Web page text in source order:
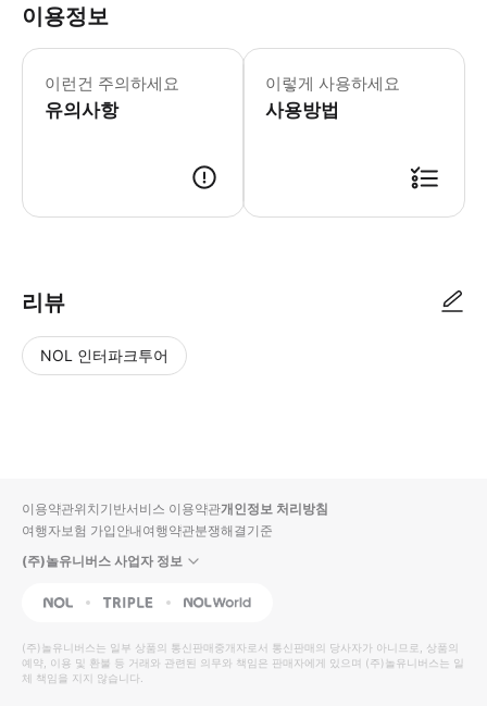
이용정보
이런건 주의하세요
유의사항
- 18세 미만 고객은 일요일~목요일
이렇게 사용하세요
사용방법
리뷰
NOL 인터파크투어
입니
다.
높
은
순
동
영
상
순
상
이용약관위치기반서비스 이용약관개인정보 처리방침
여행자보험 가입안내여행약관분쟁해결기준
(주)놀유니버스 사업자 정보
NOL Triple Interpark Global
(주)놀유니버스는 일부 상품의 통신판매중개자로서 통신판매의 당사자가 아니므로, 상품의
예약, 이용 및 환불 등 거래와 관련된 의무와 책임은 판매자에게 있으며 (주)놀유니버스는 일
체 책임을 지지 않습니다.